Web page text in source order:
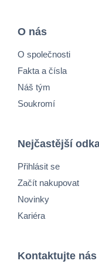
O nás
O společnosti
Fakta a čísla
Náš tým
Soukromí
Nejčastější
Přihlásit se
Začít nakupovat
Novinky
Kariéra
Kontaktujte nás